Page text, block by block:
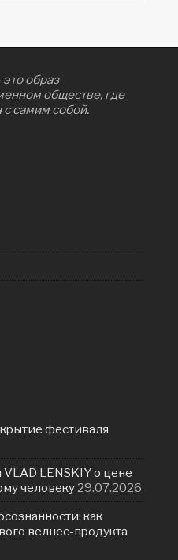
это образ
обществе, где
с самим собой.
фестиваля
LENSKIY о цене
человеку 29.07.2026
как
велнес-продукта